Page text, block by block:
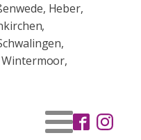
Heber,
Wintermoor,